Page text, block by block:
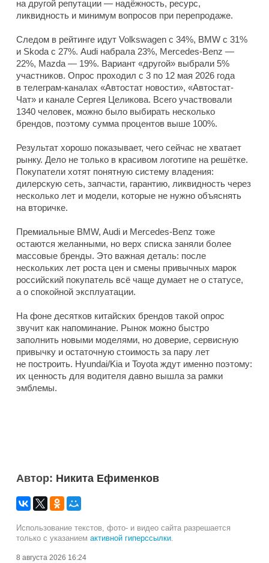
на другой репутации — надёжность, ресурс,
ликвидность и минимум вопросов при перепродаже.
Следом в рейтинге идут Volkswagen с 34%, BMW с 31%
и Skoda с 27%. Audi набрала 23%, Mercedes-Benz —
22%, Mazda — 19%. Вариант «другой» выбрали 5%
участников. Опрос проходил с 3 по 12 мая 2026 года
в телеграм-каналах «Автостат новости», «Автостат-
Чат» и канале Сергея Целикова. Всего участвовали
1340 человек, можно было выбирать несколько
брендов, поэтому сумма процентов выше 100%.
Результат хорошо показывает, чего сейчас не хватает
рынку. Дело не только в красивом логотипе на решётке.
Покупатели хотят понятную систему владения:
дилерскую сеть, запчасти, гарантию, ликвидность через
несколько лет и модели, которые не нужно объяснять
на вторичке.
Премиальные BMW, Audi и Mercedes-Benz тоже
остаются желанными, но верх списка заняли более
массовые бренды. Это важная деталь: после
нескольких лет роста цен и смены привычных марок
российский покупатель всё чаще думает не о статусе,
а о спокойной эксплуатации.
На фоне десятков китайских брендов такой опрос
звучит как напоминание. Рынок можно быстро
заполнить новыми моделями, но доверие, сервисную
привычку и остаточную стоимость за пару лет
не построить. Hyundai/Kia и Toyota ждут именно поэтому:
их ценность для водителя давно вышла за рамки
эмблемы.
Автор: Никита Ефименков
Использование текстов, фото- и видео сайта разрешается
только с указанием активной гиперссылки.
8 августа 2026 16:24